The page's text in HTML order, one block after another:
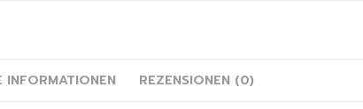
REZENSIONEN (0)